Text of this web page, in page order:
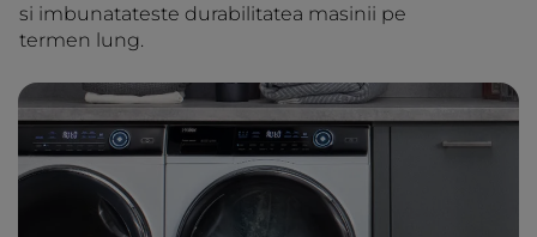
si imbunatateste durabilitatea masinii pe
termen lung.